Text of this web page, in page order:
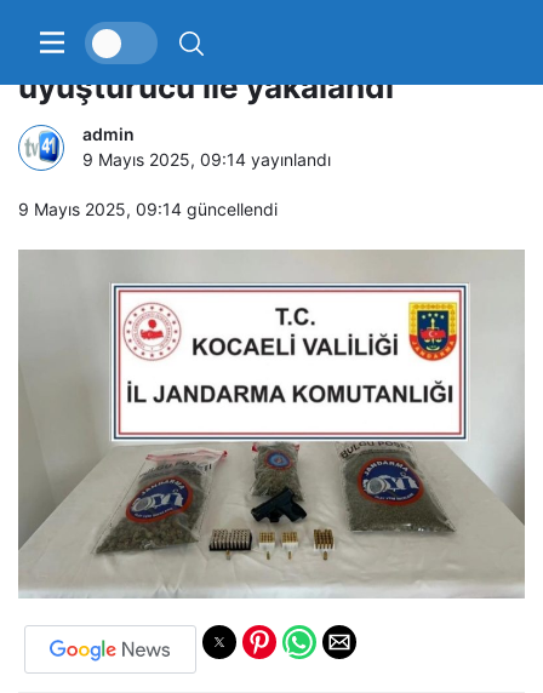
14 yılla aranıyordu, 1,5 kilo
uyuşturucu ile yakalandı
admin
9 Mayıs 2025, 09:14 yayınlandı
9 Mayıs 2025, 09:14 güncellendi